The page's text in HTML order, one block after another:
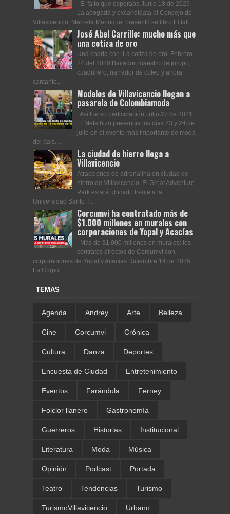
El fallo que esperaba Junio 18 de 2025
La abogada y excandidata al Concejo de
Villavicencio, Marcela Manrique, presentó su libro El fall...
José Abel Carrillo: mucho más que
una cotiza de oro
Una charla con ‘La cotiza de oro’ Febrero
24 del 2020 Bailador, maestro de joropo,
cuadrillero, narrador de coleo y ahora
cantante...
Modelos de Villavicencio llegan a
pasarela de Colombiamoda
Así fue su participación Julio 27 de 2021
El Meta hizo presencia los días 23 y 24 de
julio en el evento más importante de moda
del país....
La ciudad de hierro llega a
Villavicencio
Atracciones de adrenalina en ciudad de
hierro de Villavicencio El Great Adventure
Park estará ubicado frente a la
Universidad Santo T...
Corcumvi ha contratado más de
$1.000 millones en murales con
corporaciones de Yopal y Acacías
Más de $1.000 millones en murales: los
contratos directos de Corcumvi con
corporaciones de Yopal y Acacías Diciembre 14 de 2025
La Corpo...
TEMAS
Agenda Andrey Arte Belleza
Cine Corcumvi Crónica
Cultura Danza Deportes
Encuesta de Ciudad Entretenimiento
Eventos Farándula Ferney
Folclor llanero Gastronomía
Guerreros Historias Institucional
Literatura Moda Música
Opinión Podcast Portada
Teatro Tendencias Turismo
TurismoVillavicencio Urbano